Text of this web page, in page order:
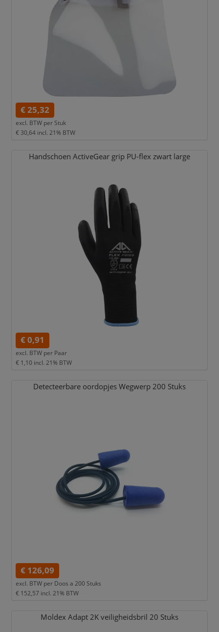
€ 25,32
excl. BTW per Stuk
€ 30,64 incl. 21% BTW
Handschoen ActiveGear grip PU-flex zwart large
€ 0,91
excl. BTW per Paar
€ 1,10 incl. 21% BTW
Detecteerbare oordopjes Wegwerp 200 Stuks
€ 126,09
excl. BTW per Doos a 200 Stuks
€ 152,57 incl. 21% BTW
Moldex Adapt 2K veiligheidsbril 20 Stuks